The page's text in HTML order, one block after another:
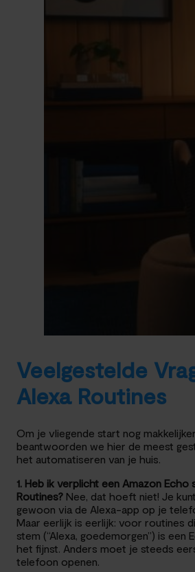
Veelgestelde
Alexa Routines
Om je vliegende start nog
beantwoorden we hier de meest
het automatiseren van je huis.
1. Heb ik verplicht een Amazon
Routines? Nee, dat hoeft niet! Je
gewoon via de Alexa-app op je
Maar eerlijk is eerlijk: voor routines
stem (“Alexa, goedemorgen”) is een
het fijnst. Anders moet je steeds
telefoon openen.